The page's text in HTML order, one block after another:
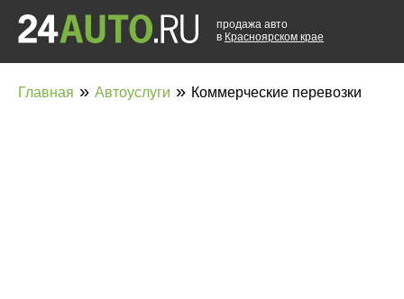
продажа авто
в Красноярском крае
Главная » Автоуслуги » Коммерческие перевозки